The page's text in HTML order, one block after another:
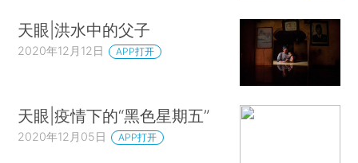
天眼|洪水中的父子
2020年12月12日 APP打开
天眼|疫情下的“黑色星期五”
2020年12月05日 APP打开